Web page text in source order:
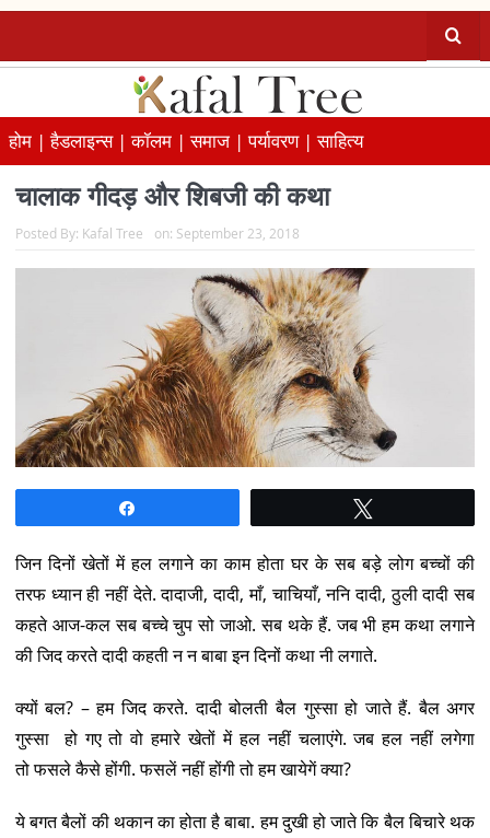
होम |हैडलाइन्स |कॉलम |समाज |पर्यावरण |साहित्य
चालाक गीदड़ और शिबजी की कथा
Posted By: Kafal Tree on: September 23, 2018
जिन दिनों खेतों में हल लगाने का काम होता घर के सब बड़े लोग बच्चों की
तरफ ध्यान ही नहीं देते. दादाजी, दादी, माँ, चाचियाँ, ननि दादी, ठुली दादी सब
कहते आज-कल सब बच्चे चुप सो जाओ. सब थके हैं. जब भी हम कथा लगाने
की जिद करते दादी कहती न न बाबा इन दिनों कथा नी लगाते.
क्यों बल? – हम जिद करते. दादी बोलती बैल गुस्सा हो जाते हैं. बैल अगर
गुस्सा हो गए तो वो हमारे खेतों में हल नहीं चलाएंगे. जब हल नहीं लगेगा
तो फसले कैसे होंगी. फसलें नहीं होंगी तो हम खायेगें क्या?
ये बगत बैलों की थकान का होता है बाबा. हम दुखी हो जाते कि बैल बिचारे थक